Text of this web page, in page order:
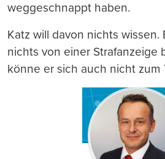
weggeschnappt haben.
Katz will davon nichts wissen.
nichts von einer Strafanzeige
könne er sich auch nicht zum